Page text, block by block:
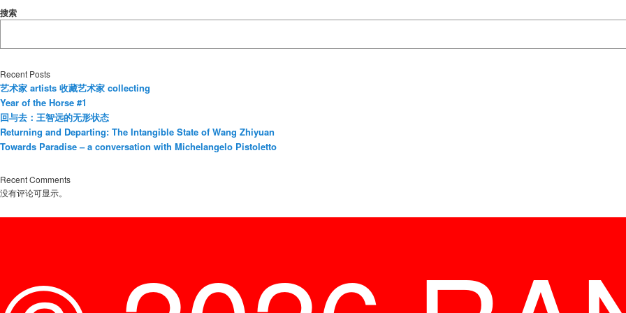
搜索
Recent Posts
艺术家 artists 收藏艺术家 collecting
Year of the Horse #1
回与去：王智远的无形状态
Returning and Departing: The Intangible State of Wang Zhiyuan
Towards Paradise – a conversation with Michelangelo Pistoletto
Recent Comments
没有评论可显示。